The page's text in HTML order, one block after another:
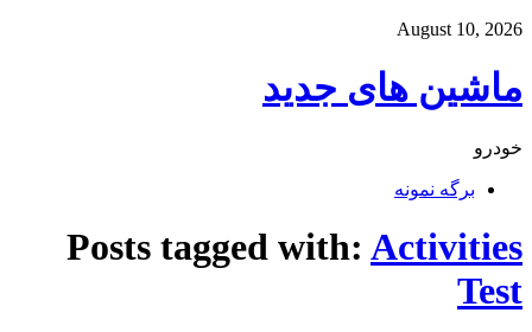
August 10, 2026
ماشین های جدید
خودرو
برگه نمونه
Posts tagged with: Activities
Test